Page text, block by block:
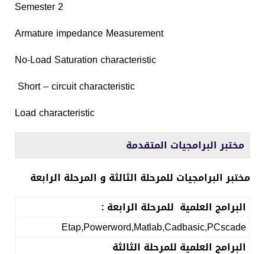
Semester 2
Armature impedance Measurement
No-Load Saturation characteristic
Short – circuit characteristic
Load characteristic
مختبر البرامجيات المتقدمة
مختبر البرامجيات للمرحلة الثالثة و المرحلة الرابعة
البرامج العلمية للمرحلة الرابعة :
Etap,Powerword,Matlab,Cadbasic,PCscade
البرامج العلمية للمرحلة الثالثة